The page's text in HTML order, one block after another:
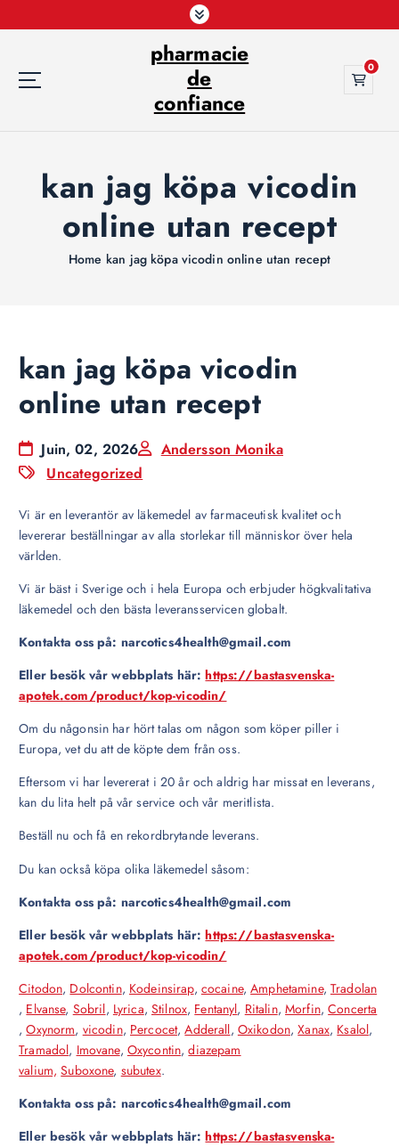
k
pharmacie
de
confiance
0
kan jag köpa vicodin
online utan recept
Home kan jag köpa vicodin online utan recept
kan jag köpa vicodin
online utan recept
Juin, 02, 2026
Andersson Monika
Uncategorized
Vi är en leverantör av läkemedel av farmaceutisk kvalitet och
levererar beställningar av alla storlekar till människor över hela
världen.
Vi är bäst i Sverige och i hela Europa och erbjuder högkvalitativa
läkemedel och den bästa leveransservicen globalt.
Kontakta oss på: narcotics4health@gmail.com
Eller besök vår webbplats här:https://bastasvenska-
apotek.com/product/kop-vicodin/
Om du någonsin har hört talas om någon som köper piller i
Europa, vet du att de köpte dem från oss.
Eftersom vi har levererat i 20 år och aldrig har missat en leverans,
kan du lita helt på vår service och vår meritlista.
Beställ nu och få en rekordbrytande leverans.
Du kan också köpa olika läkemedel såsom:
Kontakta oss på: narcotics4health@gmail.com
Eller besök vår webbplats här:https://bastasvenska-
apotek.com/product/kop-vicodin/
Citodon, Dolcontin, Kodeinsirap, cocaine,Amphetamine, Tradolan
, Elvanse, Sobril, Lyrica,Stilnox, Fentanyl, Ritalin,Morfin,Concerta
,Oxynorm, vicodin, Percocet,Adderall, Oxikodon,Xanax, Ksalol,
Tramadol, Imovane, Oxycontin,diazepam
valium, Suboxone, subutex.
Kontakta oss på: narcotics4health@gmail.com
Eller besök vår webbplats här:https://bastasvenska-